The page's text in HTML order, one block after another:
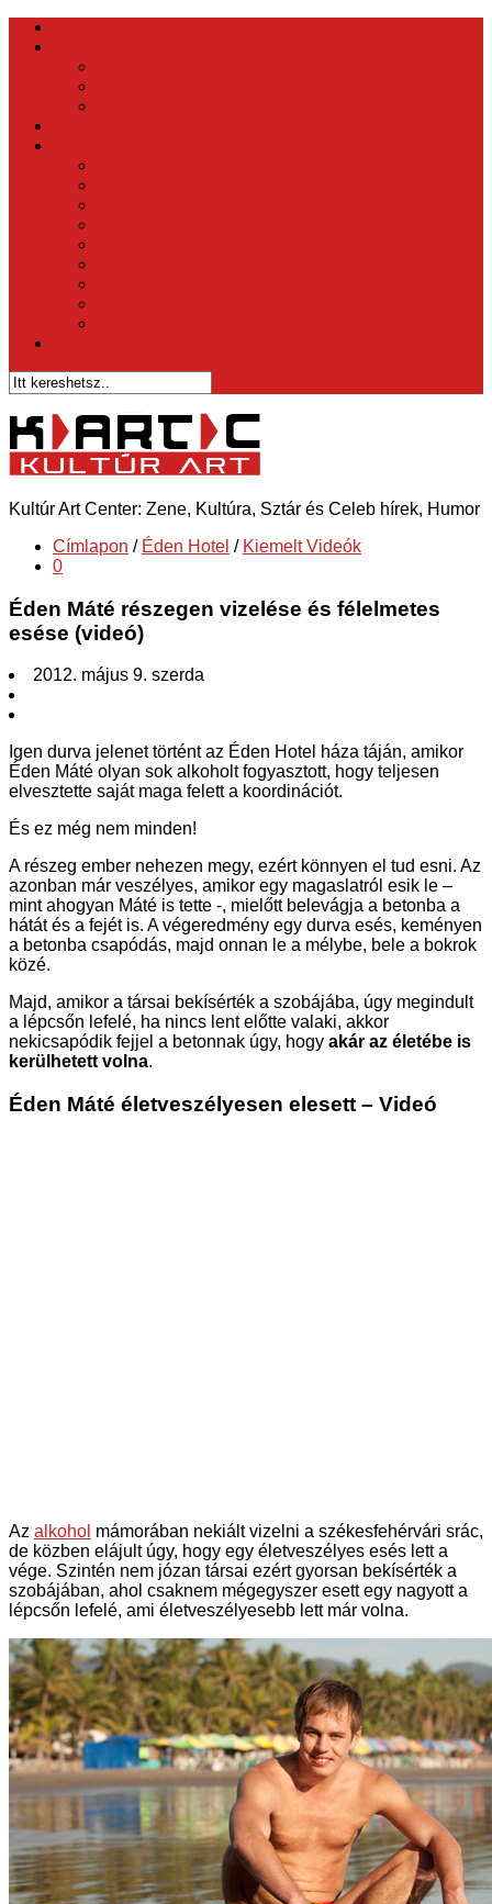
Kultúr Art Center: Zene, Kultúra, Sztár és Celeb hírek, Humor
Címlapon / Éden Hotel / Kiemelt Videók
0
Éden Máté részegen vizelése és félelmetes
esése (videó)
2012. május 9. szerda
Igen durva jelenet történt az Éden Hotel háza táján, amikor
Éden Máté olyan sok alkoholt fogyasztott, hogy teljesen
elvesztette saját maga felett a koordinációt.
És ez még nem minden!
A részeg ember nehezen megy, ezért könnyen el tud esni. Az
azonban már veszélyes, amikor egy magaslatról esik le –
mint ahogyan Máté is tette -, mielőtt belevágja a betonba a
hátát és a fejét is. A végeredmény egy durva esés, keményen
a betonba csapódás, majd onnan le a mélybe, bele a bokrok
közé.
Majd, amikor a társai bekísérték a szobájába, úgy megindult
a lépcsőn lefelé, ha nincs lent előtte valaki, akkor
nekicsapódik fejjel a betonnak úgy, hogy akár az életébe is
kerülhetett volna.
Éden Máté életveszélyesen elesett – Videó
Az alkohol mámorában nekiált vizelni a székesfehérvári srác,
de közben elájult úgy, hogy egy életveszélyes esés lett a
vége. Szintén nem józan társai ezért gyorsan bekísérték a
szobájában, ahol csaknem mégegyszer esett egy nagyott a
lépcsőn lefelé, ami életveszélyesebb lett már volna.